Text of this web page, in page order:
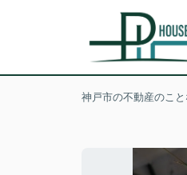
神戸市の不動産のこ